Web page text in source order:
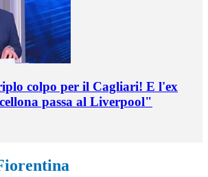
colpo per il Cagliari! E l'ex
passa al Liverpool"